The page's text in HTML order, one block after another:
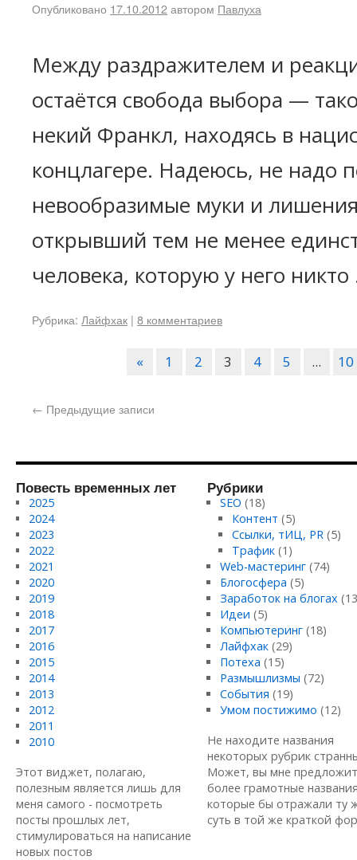
Опубликовано 17.10.2012автором Павлуха
Между раздражителем и
остаётся свобода выбора —
некий Франкл, находясь в
концлагере. Надеюсь, не надо
невообразимые муки и
открывший тем не менее
человека, которую у него
Рубрика: Лайфхак | 8 комментариев
« 1 2 3 4 5 ... 10
← Предыдущие записи
Повесть временных лет
2025
2024
2023
2022
2021
2020
2019
2018
2017
2016
2015
2014
2013
2012
2011
2010
Этот виджет, полагаю,
полезным является лишь для
меня самого - посмотреть
посты прошлых лет,
стимулироваться на написание
новых постов
Рубрики
SEO (18)
Контент (5)
Ссылки, тИЦ, PR (5)
Трафик (1)
Web-мастеринг(74)
Блогосфера (5)
Заработок на блогах
Идеи (5)
Компьютеринг(18)
Лайфхак(29)
Потеха (15)
Размышлизмы (72)
События (19)
Умом постижимо (12)
Не находите названия
некоторых рубрик
Может, вы мне
более грамотные
которые бы отражали ту
суть в той же краткой